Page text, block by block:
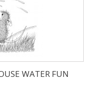
WATER FUN